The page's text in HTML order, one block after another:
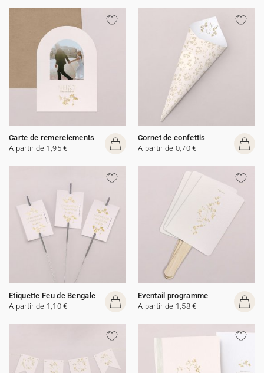
Carte de remerciements
A partir de 1,95 €
Cornet de confettis
A partir de 0,70 €
Etiquette Feu de Bengale
A partir de 1,10 €
Eventail programme
A partir de 1,58 €